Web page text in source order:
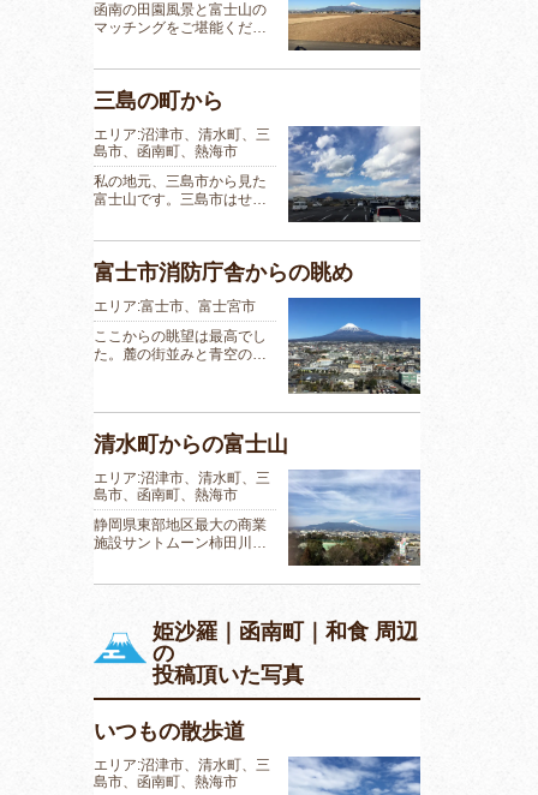
函南の田園風景と富士山の
マッチングをご堪能くだ…
三島の町から
エリア:沼津市、清水町、三
島市、函南町、熱海市
私の地元、三島市から見た
富士山です。三島市はせ…
富士市消防庁舎からの眺め
エリア:富士市、富士宮市
ここからの眺望は最高でし
た。麓の街並みと青空の…
清水町からの富士山
エリア:沼津市、清水町、三
島市、函南町、熱海市
静岡県東部地区最大の商業
施設サントムーン柿田川…
姫沙羅｜函南町｜和食 周辺
の
投稿頂いた写真
いつもの散歩道
エリア:沼津市、清水町、三
島市、函南町、熱海市